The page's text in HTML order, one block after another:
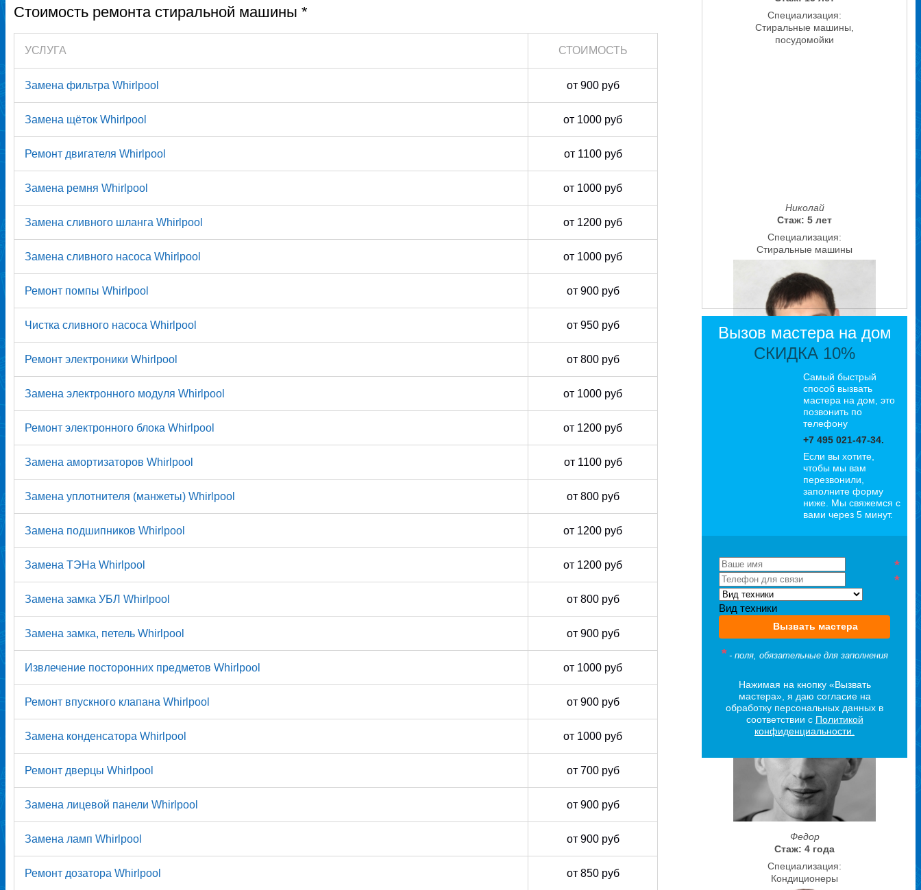
Стоимость ремонта стиральной машины *
УСЛУГА СТОИМОСТЬ
Замена фильтра Whirlpool от 900 руб
Замена щёток Whirlpool от 1000 руб
Ремонт двигателя Whirlpool от 1100 руб
Замена ремня Whirlpool от 1000 руб
Замена сливного шланга Whirlpool от 1200 руб
Замена сливного насоса Whirlpool от 1000 руб
Ремонт помпы Whirlpool от 900 руб
Чистка сливного насоса Whirlpool от 950 руб
Ремонт электроники Whirlpool от 800 руб
Замена электронного модуля Whirlpool от 1000 руб
Ремонт электронного блока Whirlpool от 1200 руб
Замена амортизаторов Whirlpool от 1100 руб
Замена уплотнителя (манжеты) Whirlpool от 800 руб
Замена подшипников Whirlpool от 1200 руб
Замена ТЭНа Whirlpool от 1200 руб
Замена замка УБЛ Whirlpool от 800 руб
Замена замка, петель Whirlpool от 900 руб
Извлечение посторонних предметов Whirlpool от 1000 руб
Ремонт впускного клапана Whirlpool от 900 руб
Замена конденсатора Whirlpool от 1000 руб
Ремонт дверцы Whirlpool от 700 руб
Замена лицевой панели Whirlpool от 900 руб
Замена ламп Whirlpool от 900 руб
Ремонт дозатора Whirlpool от 850 руб
Специализация:
Стиральные машины,
посудомойки
Николай
Стаж: 5 лет
Специализация:
Стиральные машины
Петр
Стаж: 8 лет
Специализация:
Стиралки
Иван
Стаж: 12 лет
Специализация:
Федор
Стаж: 4 года
Специализация:
Кондиционеры
Вызов мастера на дом
СКИДКА 10%
Самый быстрый
способ вызвать
мастера на дом, это
позвонить по
телефону
+7 495 021-47-34.
Если вы хотите,
чтобы мы вам
перезвонили,
заполните форму
ниже. Мы свяжемся с
вами через 5 минут.
*
*
Вид техники
Вызвать мастера
* - поля, обязательные для заполнения
Нажимая на кнопку «Вызвать
мастера», я даю согласие на
обработку персональных данных в
соответствии с Политикой
конфиденциальности.